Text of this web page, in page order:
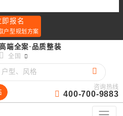
即报名
户型规划方案
高端全案·品质整装
全国
咨询热线
400-700-9883